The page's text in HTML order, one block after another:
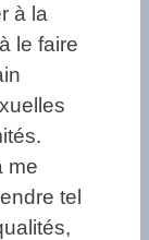
à la
le faire
me
tel